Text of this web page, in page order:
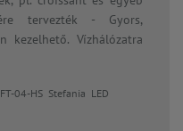
tervezték - Gyors,
kezelhető. Vízhálózatra
04-HS Stefania LED